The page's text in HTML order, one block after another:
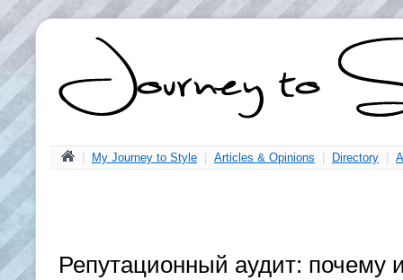
My Journey to Style Articles & Opinions Directory
Репутационный аудит: почему